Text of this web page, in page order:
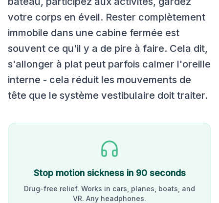
votre corps en éveil. Rester complètement
immobile dans une cabine fermée est
souvent ce qu'il y a de pire à faire. Cela dit,
s'allonger à plat peut parfois calmer l'oreille
interne - cela réduit les mouvements de
tête que le système vestibulaire doit traiter.
Stop motion sickness in 90 seconds
Drug-free relief. Works in cars, planes, boats, and
VR. Any headphones.